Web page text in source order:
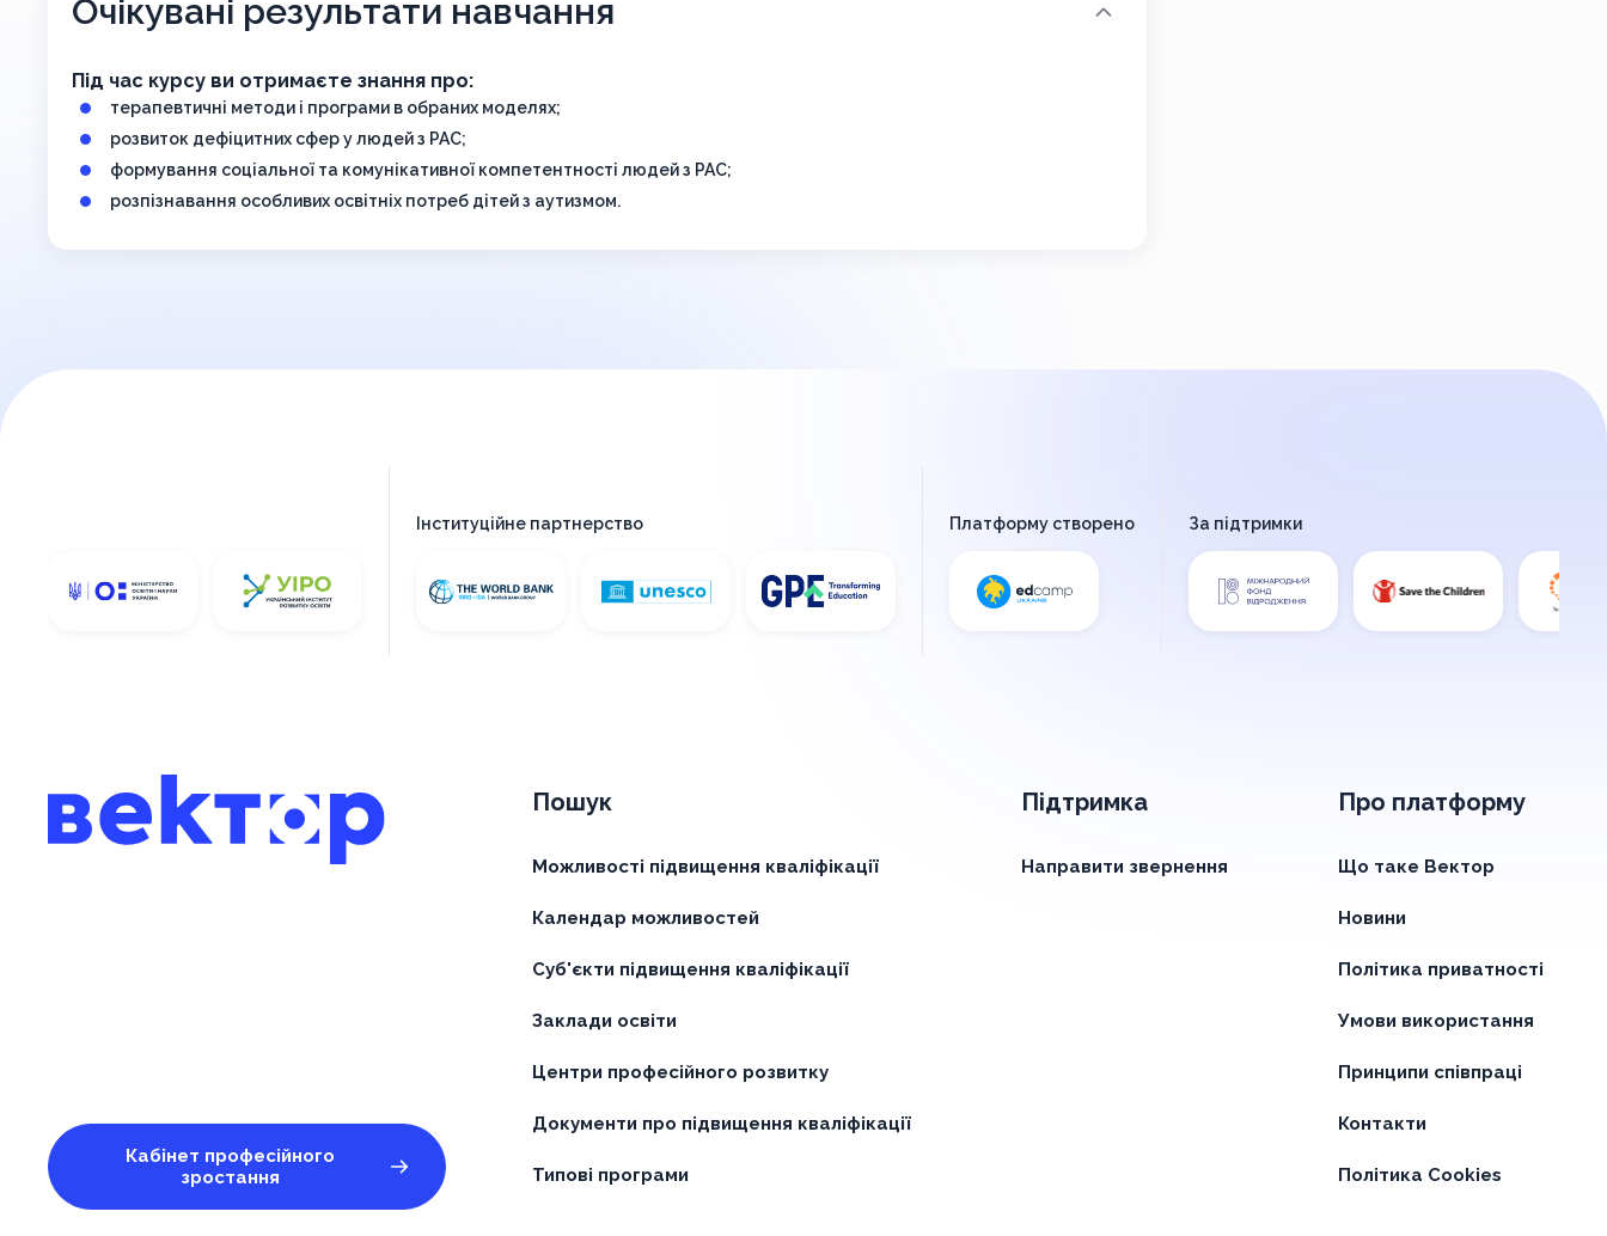
Очікувані результати навчання
Під час курсу ви отримаєте знання про:
терапевтичні методи і програми в обраних моделях;
розвиток дефіцитних сфер у людей з РАС;
формування соціальної та комунікативної компетентності людей з РАС;
розпізнавання особливих освітніх потреб дітей з аутизмом.
Кабінет професійного
зростання
Пошук
Можливості підвищення кваліфікації
Календар можливостей
Суб'єкти підвищення кваліфікації
Заклади освіти
Центри професійного розвитку
Документи про підвищення кваліфікації
Типові програми
Підтримка
Направити звернення
Про платформу
Що таке Вектор
Новини
Політика приватності
Умови використання
Принципи співпраці
Контакти
Політика Cookies
Інституційне партнерство Платформу створено За підтримки